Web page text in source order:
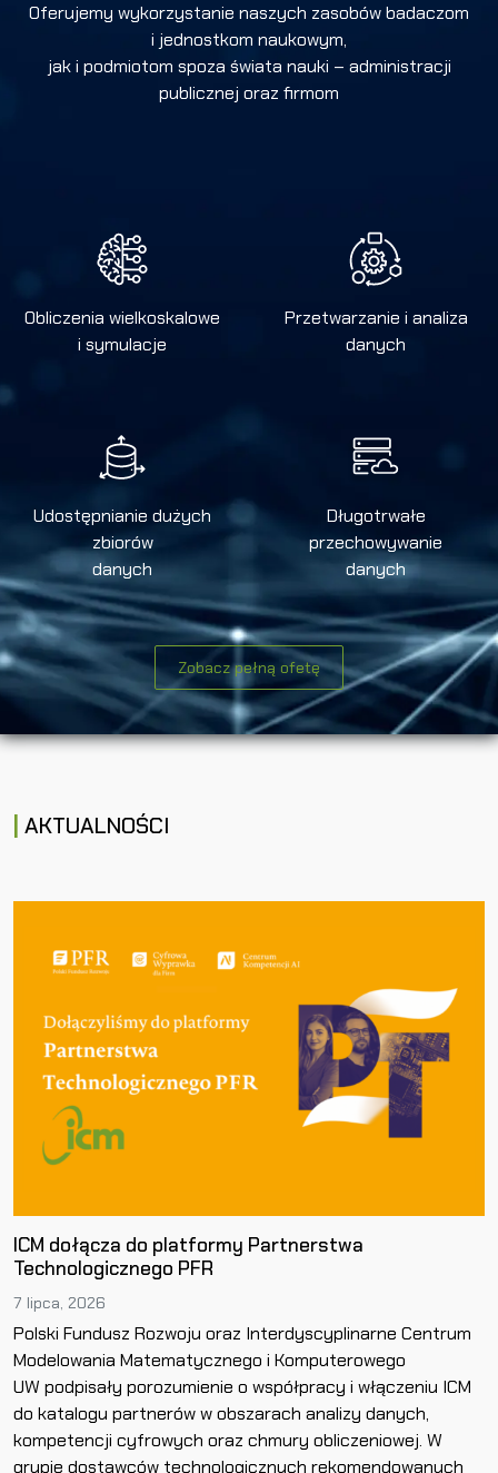
Oferujemy wykorzystanie naszych zasobów badaczom
i jednostkom naukowym,
jak i podmiotom spoza świata nauki – administracji
publicznej oraz firmom
Obliczenia wielkoskalowe
i symulacje
Przetwarzanie i analiza
danych
Udostępnianie dużych
zbiorów
danych
Długotrwałe
przechowywanie
danych
Zobacz pełną ofetę
AKTUALNOŚCI
ICM dołącza do platformy Partnerstwa
Technologicznego PFR
7 lipca, 2026
Polski Fundusz Rozwoju oraz Interdyscyplinarne Centrum
Modelowania Matematycznego i Komputerowego
UW podpisały porozumienie o współpracy i włączeniu ICM
do katalogu partnerów w obszarach analizy danych,
kompetencji cyfrowych oraz chmury obliczeniowej. W
grupie dostawców technologicznych rekomendowanych